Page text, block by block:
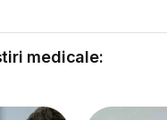
medicale: